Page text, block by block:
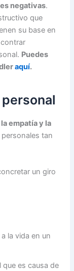
negativas.
que
su base en
Puedes
aquí.
empatía y la
tan
un giro
la vida en un
es causa de